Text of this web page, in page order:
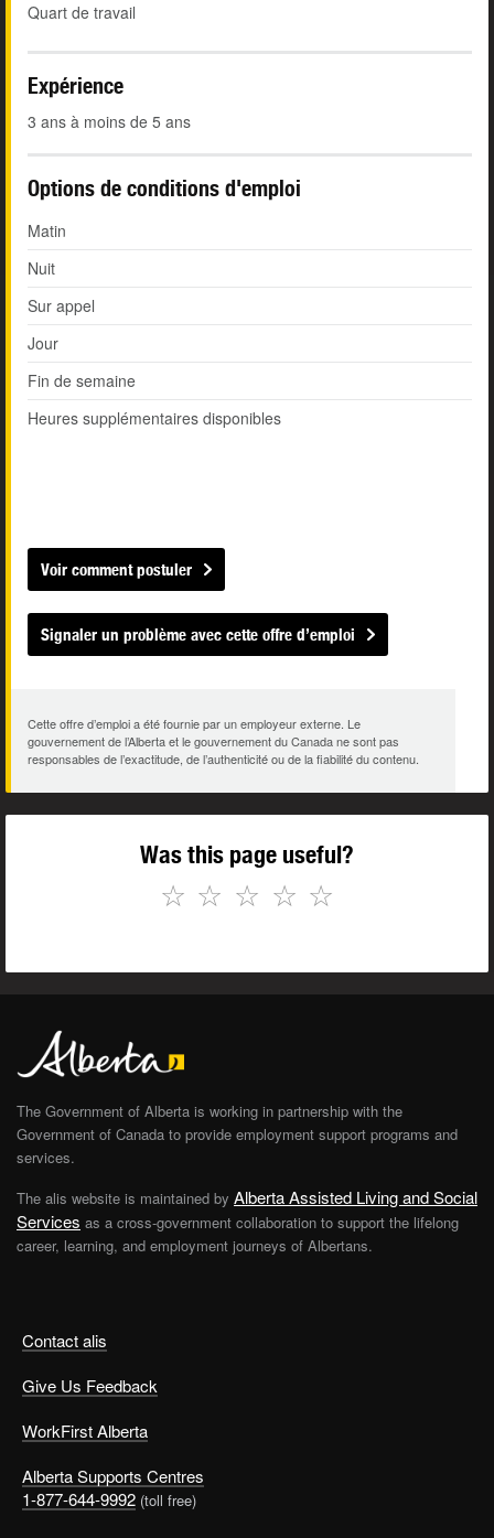
Quart de travail
Expérience
3 ans à moins de 5 ans
Options de conditions d'emploi
Matin
Nuit
Sur appel
Jour
Fin de semaine
Heures supplémentaires disponibles
Voir comment postuler
Signaler un problème avec cette offre d’emploi
Cette offre d’emploi a été fournie par un employeur externe. Le
gouvernement de l’Alberta et le gouvernement du Canada ne sont pas
responsables de l’exactitude, de l’authenticité ou de la fiabilité du contenu.
Was this page useful?
☆
☆
☆
☆
☆
Contact alis
Give Us Feedback
WorkFirst Alberta
Alberta Supports Centres
1-877-644-9992 (toll free)
The Government of Alberta is working in partnership with the
Government of Canada to provide employment support programs and
services.
The alis website is maintained by Alberta Assisted Living and Social
Services as a cross-government collaboration to support the lifelong
career, learning, and employment journeys of Albertans.